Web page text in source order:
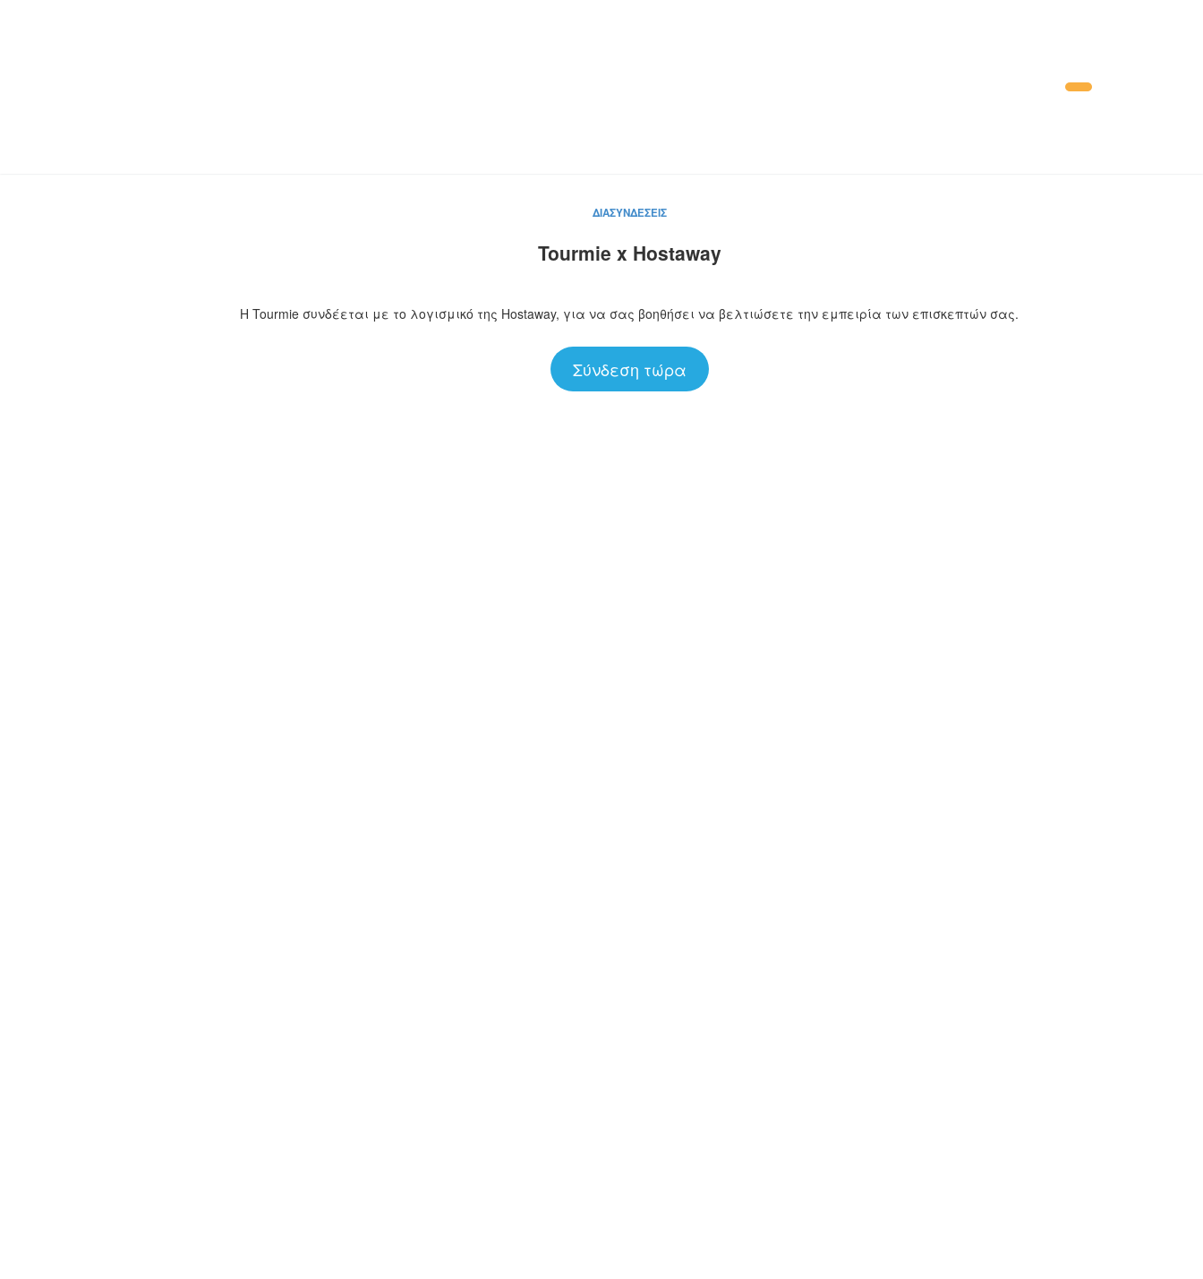
ΔΙΑΣΥΝΔΕΣΕΙΣ
Tourmie x Hostaway
H Tourmie συνδέεται με το λογισμικό της Hostaway, για να σας βοηθήσει να βελτιώσετε την εμπειρία των επισκεπτών σας.
Σύνδεση τώρα